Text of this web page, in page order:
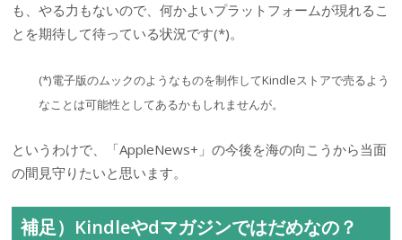
も、やる力もないので、何かよいプラットフォームが現れるこ
とを期待して待っている状況です(*)。
(*)電子版のムックのようなものを制作してKindleストアで売るよう
なことは可能性としてあるかもしれませんが。
というわけで、「AppleNews+」の今後を海の向こうから当面
の間見守りたいと思います。
補足）Kindleやdマガジンではだめなの？